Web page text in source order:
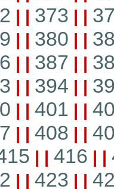
| | 373 | |
| | 380 | |
| | 387 | |
| | 394 | |
| | 401 | |
| | 408 | |
| | 416 | |
| | 423 | |